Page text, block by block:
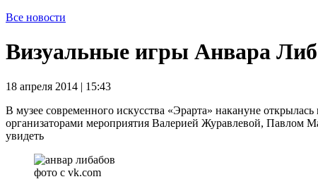
Все новости
Визуальные игры Анвара
18 апреля 2014 | 15:43
В музее современного искусства «Эрарта» накануне
организаторами мероприятия Валерией Журавлевой, Павлом
увидеть
фото с vk.com